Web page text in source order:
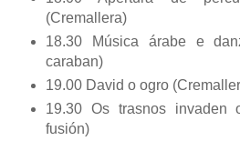
(Cremallera)
18.30 Música árabe e
caraban)
19.00 David o ogro
19.30 Os trasnos invaden
fusión)